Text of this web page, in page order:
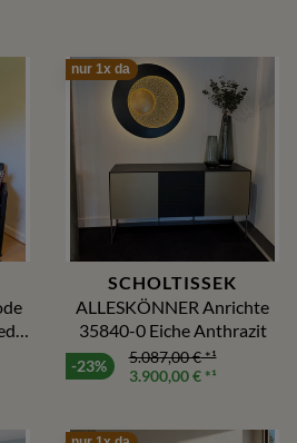
nur 1x da
SCHOLTISSEK
ALLESKÖNNER Anrichte
35840-0 Eiche Anthrazit
5.087,00 €*¹
3.900,00 €*¹
-23%